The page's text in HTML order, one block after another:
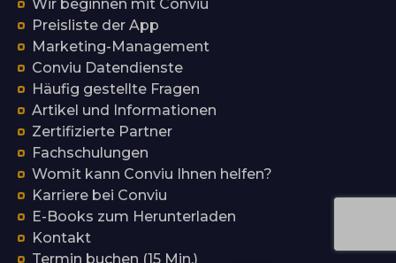
Wir beginnen mit Conviu
Preisliste der App
Marketing-Management
Conviu Datendienste
Häufig gestellte Fragen
Artikel und Informationen
Zertifizierte Partner
Fachschulungen
Womit kann Conviu Ihnen helfen?
Karriere bei Conviu
E-Books zum Herunterladen
Kontakt
Termin buchen (15 Min.)